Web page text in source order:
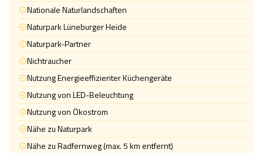
Nationale Naturlandschaften
Naturpark Lüneburger Heide
Naturpark-Partner
Nichtraucher
Nutzung Energieeffizienter Küchengeräte
Nutzung von LED-Beleuchtung
Nutzung von Ökostrom
Nähe zu Naturpark
Nähe zu Radfernweg (max. 5 km entfernt)